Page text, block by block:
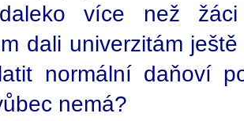
více než
dali univerzitám
normální daňoví
nemá?